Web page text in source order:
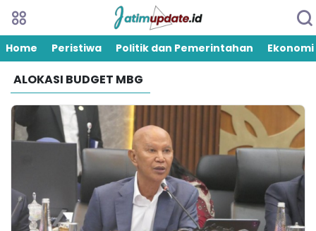
Home Peristiwa Politik dan Pemerintahan Ekonomi
ALOKASI BUDGET MBG